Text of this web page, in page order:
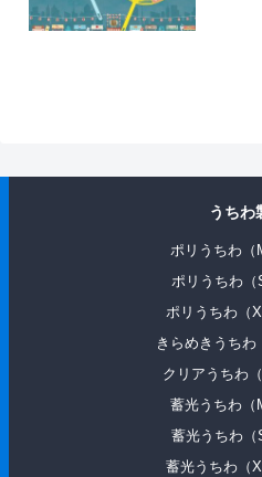
うちわ
ポリうちわ（
ポリうちわ（
ポリうちわ（
きらめきうちわ
クリアうちわ
蓄光うちわ（
蓄光うちわ（
蓄光うちわ（